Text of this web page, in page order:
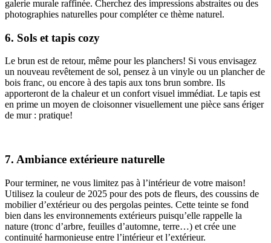
galerie murale raffinée. Cherchez des impressions abstraites ou des
photographies naturelles pour compléter ce thème naturel.
6. Sols et tapis cozy
Le brun est de retour, même pour les planchers! Si vous envisagez
un nouveau revêtement de sol, pensez à un vinyle ou un plancher de
bois franc, ou encore à des tapis aux tons brun sombre. Ils
apporteront de la chaleur et un confort visuel immédiat. Le tapis est
en prime un moyen de cloisonner visuellement une pièce sans ériger
de mur : pratique!
7. Ambiance extérieure naturelle
Pour terminer, ne vous limitez pas à l’intérieur de votre maison!
Utilisez la couleur de 2025 pour des pots de fleurs, des coussins de
mobilier d’extérieur ou des pergolas peintes. Cette teinte se fond
bien dans les environnements extérieurs puisqu’elle rappelle la
nature (tronc d’arbre, feuilles d’automne, terre…) et crée une
continuité harmonieuse entre l’intérieur et l’extérieur.